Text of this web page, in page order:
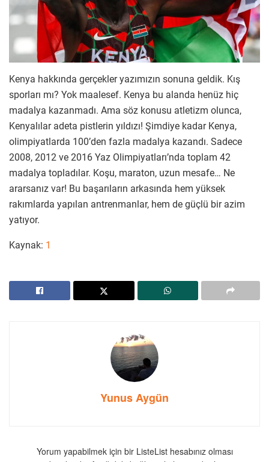
Kenya hakkında gerçekler yazımızın sonuna geldik. Kış
sporları mı? Yok maalesef. Kenya bu alanda henüz hiç
madalya kazanmadı. Ama söz konusu atletizm olunca,
Kenyalılar adeta pistlerin yıldızı! Şimdiye kadar Kenya,
olimpiyatlarda 100’den fazla madalya kazandı. Sadece
2008, 2012 ve 2016 Yaz Olimpiyatları’nda toplam 42
madalya topladılar. Koşu, maraton, uzun mesafe… Ne
ararsanız var! Bu başarıların arkasında hem yüksek
rakımlarda yapılan antrenmanlar, hem de güçlü bir azim
yatıyor.
Kaynak: 1
Yunus Aygün
Yorum yapabilmek için bir ListeList hesabınız olması